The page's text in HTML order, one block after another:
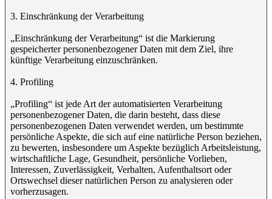
3. Einschränkung der Verarbeitung
„Einschränkung der Verarbeitung“ ist die Markierung
gespeicherter personenbezogener Daten mit dem Ziel, ihre
künftige Verarbeitung einzuschränken.
4. Profiling
„Profiling“ ist jede Art der automatisierten Verarbeitung
personenbezogener Daten, die darin besteht, dass diese
personenbezogenen Daten verwendet werden, um bestimmte
persönliche Aspekte, die sich auf eine natürliche Person beziehen,
zu bewerten, insbesondere um Aspekte bezüglich Arbeitsleistung,
wirtschaftliche Lage, Gesundheit, persönliche Vorlieben,
Interessen, Zuverlässigkeit, Verhalten, Aufenthaltsort oder
Ortswechsel dieser natürlichen Person zu analysieren oder
vorherzusagen.